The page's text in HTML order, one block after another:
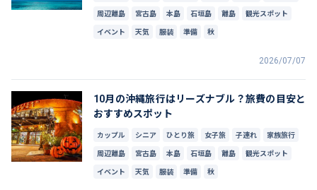
周辺離島
宮古島 本島 石垣島 離島
観光スポット
イベント
天気 服装 準備 秋
2026/07/07
10月の沖縄旅行はリーズナブル？旅費の目安と
おすすめスポット
カップル シニア ひとり旅 女子旅 子連れ
家族旅行
周辺離島
宮古島 本島 石垣島 離島
観光スポット
イベント
天気 服装 準備 秋